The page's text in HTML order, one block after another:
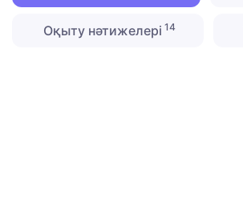
Оқыту нәтижелері 14